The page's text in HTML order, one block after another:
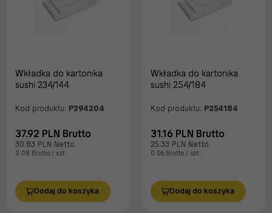
Wkładka do kartonika
sushi 234/144
Kod produktu: P294204
37.92 PLN Brutto
30.83 PLN Netto
0.08 Brutto / szt.
Dodaj do koszyka
Wkładka do kartonika
sushi 254/184
Kod produktu: P254184
31.16 PLN Brutto
25.33 PLN Netto
0.06 Brutto / szt.
Dodaj do koszyka